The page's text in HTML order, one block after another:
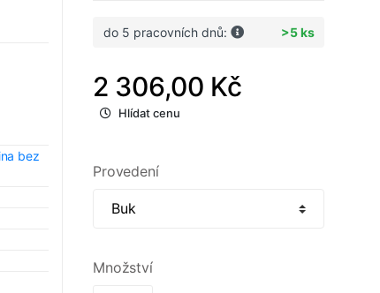
bez
do 5 pracovních dnů: >5 ks
2 306,00 Kč
Hlídat cenu
Provedení
Množství